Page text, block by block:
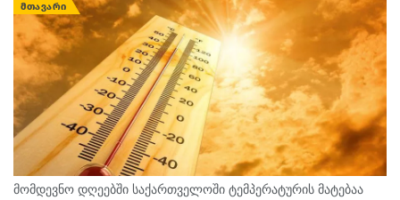
ᲛᲗᲐᲕᲐᲠᲘ
მომდევნო დღეებში საქართველოში ტემპერატურის მატებაა